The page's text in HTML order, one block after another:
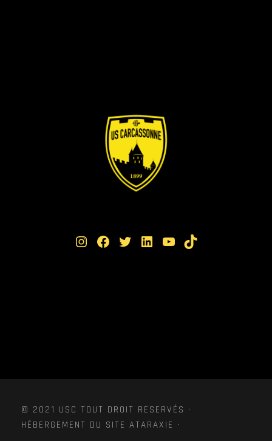
Instagram Facebook Twitter LinkedIn YouTube TikTok
© 2021 USC TOUT DROIT RESERVÉS ·
HÉBERGEMENT DU SITE ATARAXIE ·